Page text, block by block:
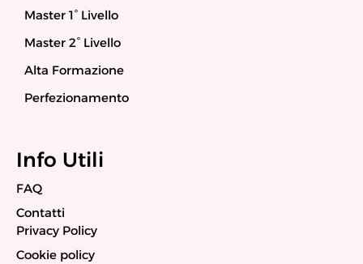
Master 1° Livello
Master 2° Livello
Alta Formazione
Perfezionamento
Info Utili
FAQ
Contatti
Privacy Policy
Cookie policy